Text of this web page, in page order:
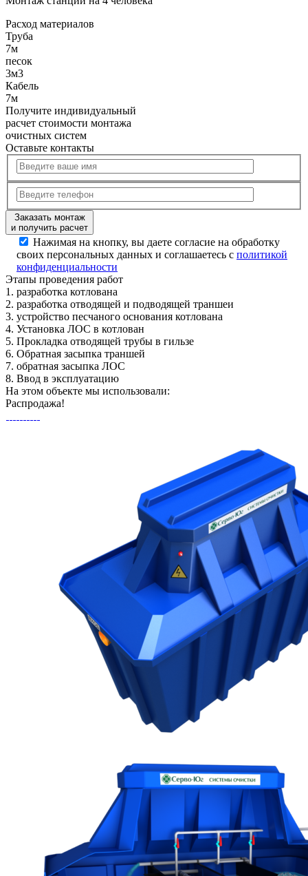
Расход материалов
Труба
7м
песок
3м3
Кабель
7м
Получите индивидуальный
расчет стоимости монтажа
очистных систем
Оставьте контакты
Заказать монтаж
и получить расчет
Нажимая на кнопку, вы даете согласие на обработку
своих персональных данных и соглашаетесь с политикой
конфиденциальности
Этапы проведения работ
1. разработка котлована
2. разработка отводящей и подводящей траншеи
3. устройство песчаного основания котлована
4. Установка ЛОС в котлован
5. Прокладка отводящей трубы в гильзе
6. Обратная засыпка траншей
7. обратная засыпка ЛОС
8. Ввод в эксплуатацию
На этом объекте мы использовали:
Распродажа!